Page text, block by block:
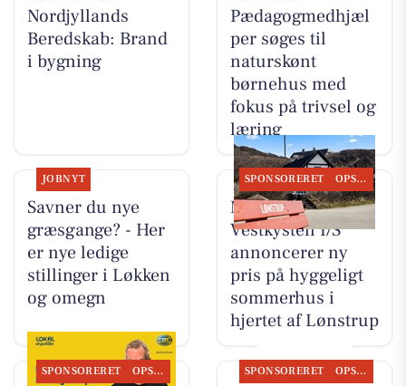
Nordjyllands
Beredskab: Brand
i bygning
Pædagogmedhjæl
per søges til
naturskønt
børnehus med
fokus på trivsel og
læring
JOBNYT
Savner du nye
græsgange? - Her
er nye ledige
stillinger i Løkken
og omegn
SPONSORERET OPSLAGSTAVLEN
Mæglerhuset
Vestkysten I/S
annoncerer ny
pris på hyggeligt
sommerhus i
hjertet af Lønstrup
SPONSORERET OPSLAGSTAVLEN SPONSORERET OPSLAGSTAVLEN